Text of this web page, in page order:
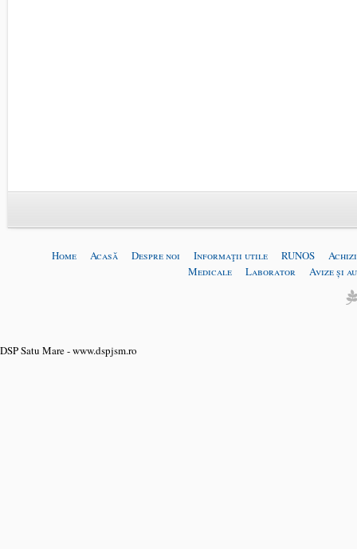
Home Acasă Despre noi Informaţii utile RUNOS
Medicale
Laborator Avize și
DSP Satu Mare - www.dspjsm.ro